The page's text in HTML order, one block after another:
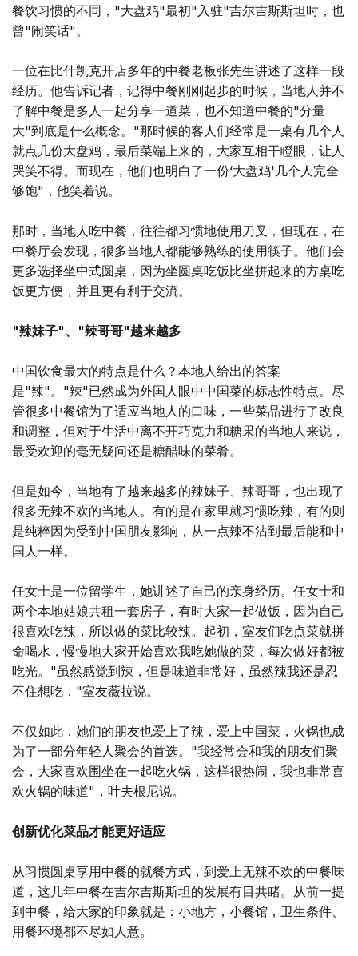
餐饮习惯的不同，"大盘鸡"最初"入驻"吉尔吉斯斯坦时，也
曾"闹笑话"。
一位在比什凯克开店多年的中餐老板张先生讲述了这样一段
经历。他告诉记者，记得中餐刚刚起步的时候，当地人并不
了解中餐是多人一起分享一道菜，也不知道中餐的"分量
大"到底是什么概念。"那时候的客人们经常是一桌有几个人
就点几份大盘鸡，最后菜端上来的，大家互相干瞪眼，让人
哭笑不得。而现在，他们也明白了一份‘大盘鸡'几个人完全
够饱"，他笑着说。
那时，当地人吃中餐，往往都习惯地使用刀叉，但现在，在
中餐厅会发现，很多当地人都能够熟练的使用筷子。他们会
更多选择坐中式圆桌，因为坐圆桌吃饭比坐拼起来的方桌吃
饭更方便，并且更有利于交流。
"辣妹子"、"辣哥哥"越来越多
中国饮食最大的特点是什么？本地人给出的答案
是"辣"。"辣"已然成为外国人眼中中国菜的标志性特点。尽
管很多中餐馆为了适应当地人的口味，一些菜品进行了改良
和调整，但对于生活中离不开巧克力和糖果的当地人来说，
最受欢迎的毫无疑问还是糖醋味的菜肴。
但是如今，当地有了越来越多的辣妹子、辣哥哥，也出现了
很多无辣不欢的当地人。有的是在家里就习惯吃辣，有的则
是纯粹因为受到中国朋友影响，从一点辣不沾到最后能和中
国人一样。
任女士是一位留学生，她讲述了自己的亲身经历。任女士和
两个本地姑娘共租一套房子，有时大家一起做饭，因为自己
很喜欢吃辣，所以做的菜比较辣。起初，室友们吃点菜就拼
命喝水，慢慢地大家开始喜欢我吃她做的菜，每次做好都被
吃光。"虽然感觉到辣，但是味道非常好，虽然辣我还是忍
不住想吃，"室友薇拉说。
不仅如此，她们的朋友也爱上了辣，爱上中国菜，火锅也成
为了一部分年轻人聚会的首选。"我经常会和我的朋友们聚
会，大家喜欢围坐在一起吃火锅，这样很热闹，我也非常喜
欢火锅的味道"，叶夫根尼说。
创新优化菜品才能更好适应
从习惯圆桌享用中餐的就餐方式，到爱上无辣不欢的中餐味
道，这几年中餐在吉尔吉斯斯坦的发展有目共睹。从前一提
到中餐，给大家的印象就是：小地方，小餐馆，卫生条件、
用餐环境都不尽如人意。